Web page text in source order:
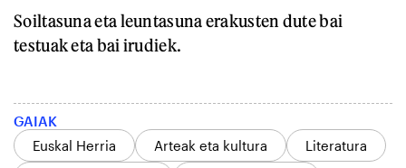
Soiltasuna eta leuntasuna erakusten dute bai
testuak eta bai irudiek.
GAIAK
Euskal Herria
Arteak eta kultura
Literatura